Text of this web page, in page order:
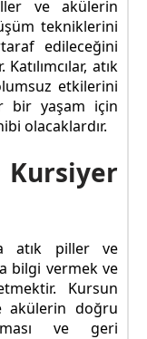
ve akülerin
tekniklerini
edileceğini
atık
etkilerini
bir yaşam için
olacaklardır.
Kursiyer
atık piller ve
bilgi vermek ve
Kursun
akülerin doğru
ve geri